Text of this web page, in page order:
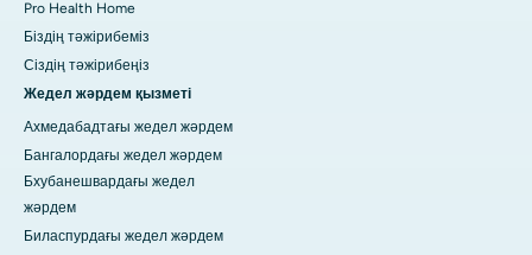
Pro Health Home
Біздің тәжірибеміз
Сіздің тәжірибеңіз
Жедел жәрдем қызметі
Ахмедабадтағы жедел жәрдем
Бангалордағы жедел жәрдем
Бхубанешвардағы жедел
жәрдем
Биласпурдағы жедел жәрдем